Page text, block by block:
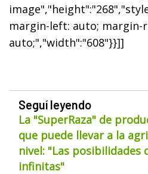
margin-left: auto; margin-
auto;","width":"608"}}]]
Seguí leyendo
La "SuperRaza" de
que puede llevar a la
nivel: "Las posibilidades
infinitas"